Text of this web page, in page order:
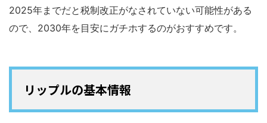
2025年までだと税制改正がなされていない可能性がある
ので、2030年を目安にガチホするのがおすすめです。
リップルの基本情報